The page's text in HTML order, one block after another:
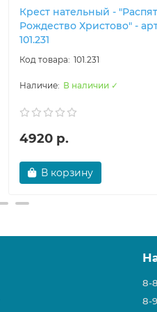
Крест нательный -
Рождество Христово" -
101.231
101.231
В наличии ✓
4920 р.
В корзину
8-
8-